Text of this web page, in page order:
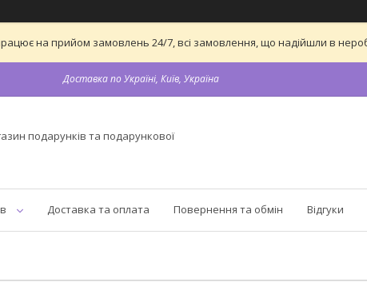
працює на прийом замовлень 24/7, всі замовлення, що надійшли в
Доставка по Україні, Київ, Україна
подарунків та подарункової
Доставка та оплата Повернення та обмін Відгуки